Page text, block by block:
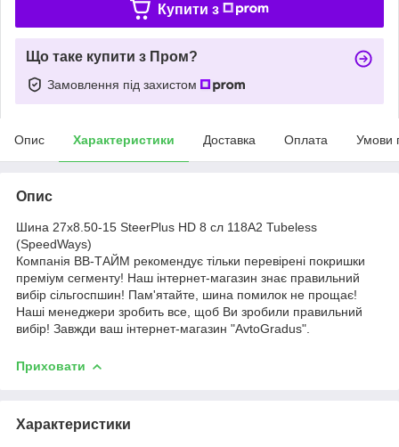
Купити з
Що таке купити з Пром?
Замовлення під захистом
Опис Характеристики Доставка Оплата Умови
Опис
Шина 27x8.50-15 SteerPlus HD 8 сл 118A2 Tubeless
(SpeedWays)
Компанія ВВ-ТАЙМ рекомендує тільки перевірені покришки
преміум сегменту! Наш інтернет-магазин знає правильний
вибір сільгоспшин! Пам'ятайте, шина помилок не прощає!
Наші менеджери зробить все, щоб Ви зробили правильний
вибір! Завжди ваш інтернет-магазин "AvtoGradus".
Приховати
Характеристики